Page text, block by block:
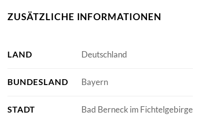
ZUSÄTZLICHE INFORMATIONEN
LAND Deutschland
BUNDESLAND Bayern
STADT Bad Berneck im Fichtelgebirge